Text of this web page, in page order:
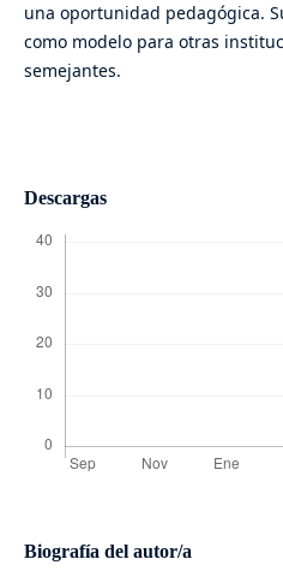
una oportunidad pedagógica.
como modelo para otras
semejantes.
Descargas
Biografía del autor/a